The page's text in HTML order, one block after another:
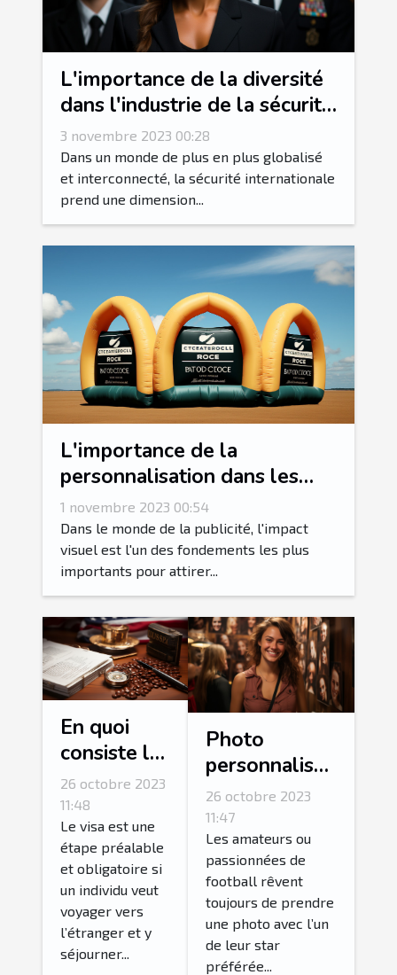
L'importance de la diversité
dans l'industrie de la sécurité
internationale
3 novembre 2023 00:28
Dans un monde de plus en plus globalisé
et interconnecté, la sécurité internationale
prend une dimension...
L'importance de la
personnalisation dans les
arches gonflables
publicitaires
1 novembre 2023 00:54
Dans le monde de la publicité, l'impact
visuel est l'un des fondements les plus
importants pour attirer...
En quoi
consiste la
procédure
de
demande
ESTA ?
26 octobre 2023
11:48
Le visa est une
étape préalable
et obligatoire si
un individu veut
voyager vers
l’étranger et y
séjourner...
Photo
personnalisée
: comment
personnalisé
sa photo avec
l’une de ses
stars
préférées ?
26 octobre 2023
11:47
Les amateurs ou
passionnées de
football rêvent
toujours de prendre
une photo avec l’un
de leur star
préférée...